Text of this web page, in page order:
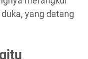
yang datang